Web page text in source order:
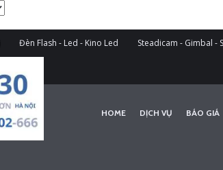
Đèn Flash - Led - Kino Led Steadicam - Gimbal -
HOME DỊCH VỤ BÁO GIÁ